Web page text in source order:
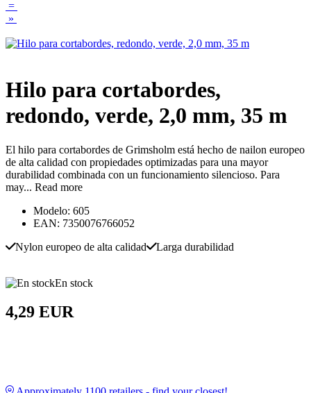
=
»
Hilo para cortabordes,
redondo, verde, 2,0 mm, 35 m
El hilo para cortabordes de Grimsholm está hecho de nailon europeo
de alta calidad con propiedades optimizadas para una mayor
durabilidad combinada con un funcionamiento silencioso. Para
may... Read more
Modelo: 605
EAN: 7350076766052
Nylon europeo de alta calidad
Larga durabilidad
En stock
4,29 EUR